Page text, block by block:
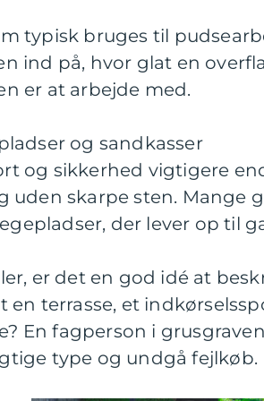
typisk bruges til
ind på, hvor glat en
er at arbejde med.
og sandkasser
og sikkerhed vigtigere
uden skarpe sten. Mange
der lever op til
er det en god idé at
en terrasse, et
En fagperson i
type og undgå fejlkøb.